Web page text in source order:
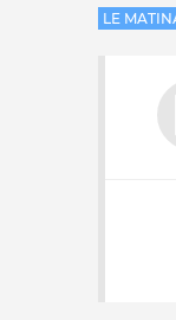
LE